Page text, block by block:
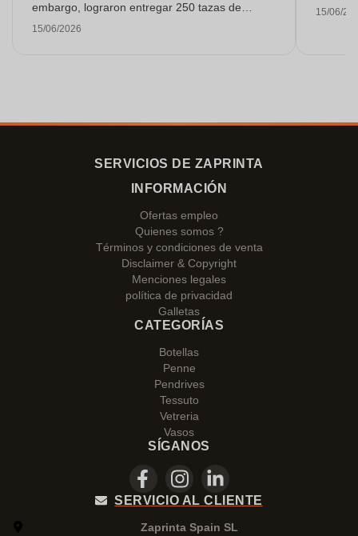
embargo, lograron entregar 250 tazas de
esmalte con una impresión excelente a tiempo.
15/06/2026
15/06/
SERVICIOS DE ZAPRINTA
INFORMACIÓN
Ofertas empleo
Quienes somos ?
Términos y condiciones de venta
Disclaimer & Copyright
Menciones legales
política de privacidad
Galletas
CATEGORÍAS
Botellas
Penne
Pendrives
Tessuto
Vetreria
Vasos
SÍGANOS
SERVICIO AL CLIENTE
Zaprinta Spain SL